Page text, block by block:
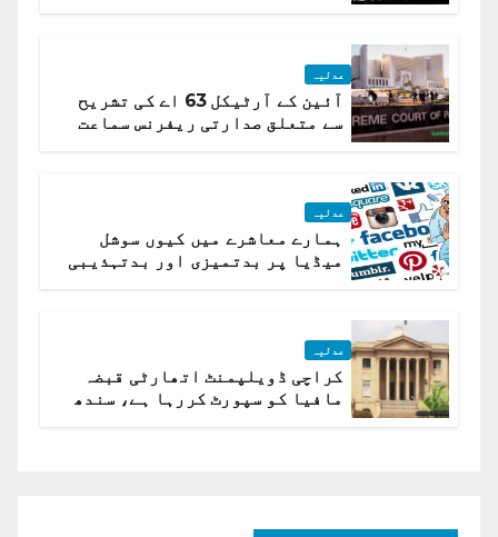
عدلیہ
آئین کے آرٹیکل 63 اے کی تشریح
سے متعلق صدارتی ریفرنس سماعت
عدلیہ
ہمارے معاشرے میں کیوں سوشل
میڈیا پر بدتمیزی اور بدتہذیبی
عدلیہ
کراچی ڈویلپمنٹ اتھارٹی قبضہ
مافیا کو سپورٹ کررہا ہے، سندھ